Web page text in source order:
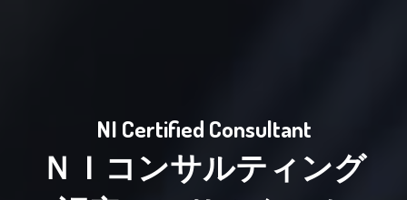
NI Certified Consultant
ＮＩコンサルティング